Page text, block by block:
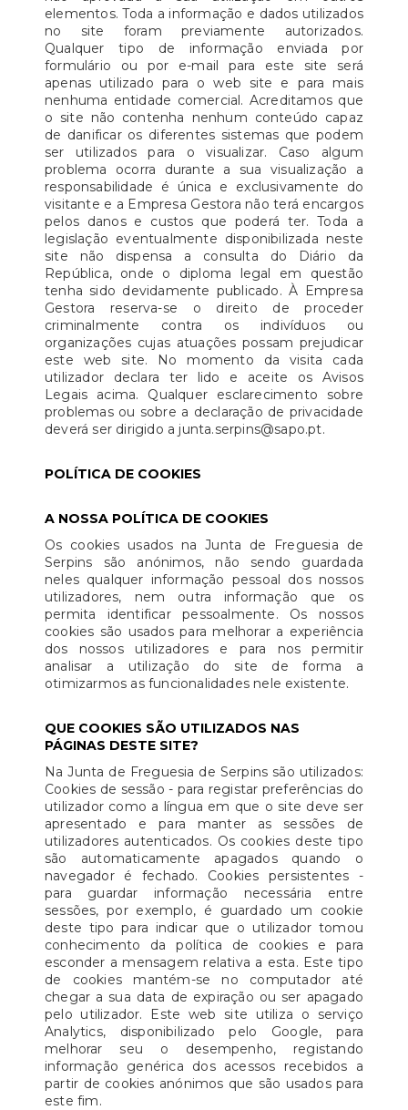
elementos. Toda a informação e dados utilizados
no site foram previamente autorizados.
Qualquer tipo de informação enviada por
formulário ou por e-mail para este site será
apenas utilizado para o web site e para mais
nenhuma entidade comercial. Acreditamos que
o site não contenha nenhum conteúdo capaz
de danificar os diferentes sistemas que podem
ser utilizados para o visualizar. Caso algum
problema ocorra durante a sua visualização a
responsabilidade é única e exclusivamente do
visitante e a Empresa Gestora não terá encargos
pelos danos e custos que poderá ter. Toda a
legislação eventualmente disponibilizada neste
site não dispensa a consulta do Diário da
República, onde o diploma legal em questão
tenha sido devidamente publicado. À Empresa
Gestora reserva-se o direito de proceder
criminalmente contra os indivíduos ou
organizações cujas atuações possam prejudicar
este web site. No momento da visita cada
utilizador declara ter lido e aceite os Avisos
Legais acima. Qualquer esclarecimento sobre
problemas ou sobre a declaração de privacidade
deverá ser dirigido a junta.serpins@sapo.pt.
POLÍTICA DE COOKIES
A NOSSA POLÍTICA DE COOKIES
Os cookies usados na Junta de Freguesia de
Serpins são anónimos, não sendo guardada
neles qualquer informação pessoal dos nossos
utilizadores, nem outra informação que os
permita identificar pessoalmente. Os nossos
cookies são usados para melhorar a experiência
dos nossos utilizadores e para nos permitir
analisar a utilização do site de forma a
otimizarmos as funcionalidades nele existente.
QUE COOKIES SÃO UTILIZADOS NAS
PÁGINAS DESTE SITE?
Na Junta de Freguesia de Serpins são utilizados:
Cookies de sessão - para registar preferências do
utilizador como a língua em que o site deve ser
apresentado e para manter as sessões de
utilizadores autenticados. Os cookies deste tipo
são automaticamente apagados quando o
navegador é fechado. Cookies persistentes -
para guardar informação necessária entre
sessões, por exemplo, é guardado um cookie
deste tipo para indicar que o utilizador tomou
conhecimento da política de cookies e para
esconder a mensagem relativa a esta. Este tipo
de cookies mantém-se no computador até
chegar a sua data de expiração ou ser apagado
pelo utilizador. Este web site utiliza o serviço
Analytics, disponibilizado pelo Google, para
melhorar seu o desempenho, registando
informação genérica dos acessos recebidos a
partir de cookies anónimos que são usados para
este fim.